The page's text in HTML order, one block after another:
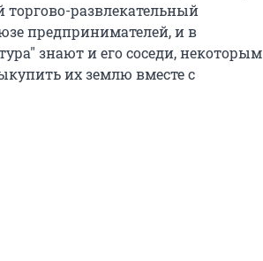
торгово-развлекательный
предпринимателей, и в
знают и его соседи, некоторым
их землю вместе с